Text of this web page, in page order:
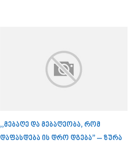
,,მებაღე და მებაღეობა, რომ
დაფასდება ის დრო დგება” – ზურა